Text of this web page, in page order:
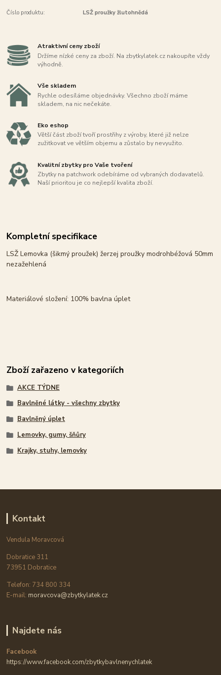
Číslo produktu: LSŽ proužky žlutohnědá
Atraktivní ceny zboží
Držíme nízké ceny za zboží. Na zbytkylatek.cz nakoupíte vždy
výhodně.
Vše skladem
Rychle odesíláme objednávky. Všechno zboží máme
skladem, na nic nečekáte.
Eko eshop
Větší část zboží tvoří prostřihy z výroby, které již nelze
zužitkovat ve větším objemu a zůstalo by nevyužito.
Kvalitní zbytky pro Vaše tvoření
Zbytky na patchwork odebíráme od vybraných dodavatelů.
Naší prioritou je co nejlepší kvalita zboží.
Kompletní specifikace
LSŽ Lemovka (šikmý proužek) žerzej proužky modrohbéžová 50mm
nezažehlená
Materiálové složení: 100% bavlna úplet
Zboží zařazeno v kategoriích
AKCE TÝDNE
Bavlněné látky - všechny zbytky
Bavlněný úplet
Lemovky, gumy, šňůry
Krajky, stuhy, lemovky
Kontakt
Vendula Moravcová
Dobratice 311
73951 Dobratice
Telefon: 734 800 334
E-mail: moravcova@zbytkylatek.cz
Najdete nás
Facebook
https://www.facebook.com/zbytkybavlnenychlatek